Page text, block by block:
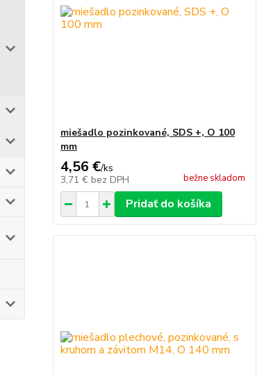
miešadlo pozinkované, SDS +, O 100
mm
4,56 €/ks
3,71 € bez DPH bežne skladom
Pridať do košíka